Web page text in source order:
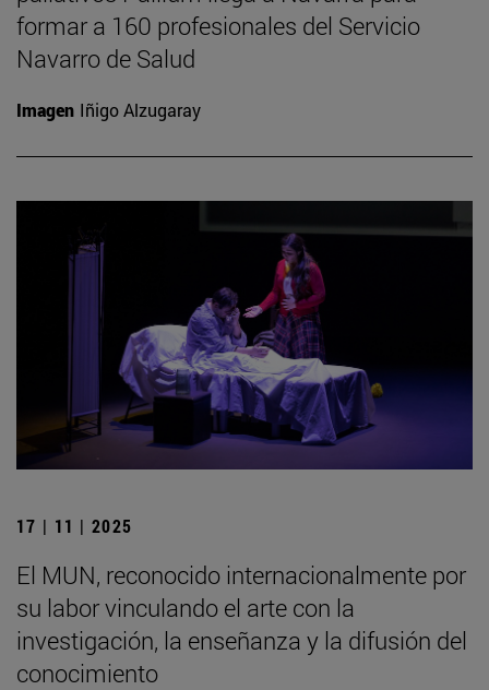
formar a 160 profesionales del Servicio
Navarro de Salud
Imagen Iñigo Alzugaray
17 | 11 | 2025
El MUN, reconocido internacionalmente por
su labor vinculando el arte con la
investigación, la enseñanza y la difusión del
conocimiento